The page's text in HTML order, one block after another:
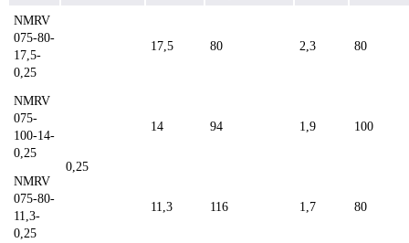
NMRV
075-80-
17,5-
0,25
0,25
17,5 80 2,3 80
NMRV
075-
100-14-
0,25
14 94 1,9 100
NMRV
075-80-
11,3-
0,25
11,3 116 1,7 80